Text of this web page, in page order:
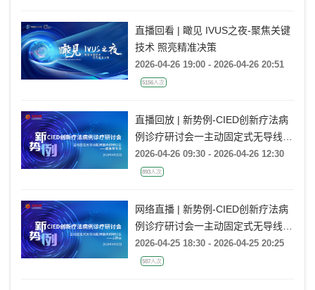
直播回看 | 瞰见 IVUS之夜-聚焦关键
技术 照亮精准决策
2026-04-26 19:00 - 2026-04-26 20:51
5156人次
直播回放 | 新势例-CIED创新疗法病
例诊疗研讨会一主动固定式无导线起
搏器病例研讨会一冀鲁豫专场
2026-04-26 09:30 - 2026-04-26 12:30
893人次
网络直播 | 新势例-CIED创新疗法病
例诊疗研讨会一主动固定式无导线起
搏器病例研讨会一山西站
2026-04-25 18:30 - 2026-04-25 20:25
587人次